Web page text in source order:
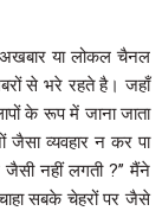
अखबार या लोकल चैनल
से भरे रहते है। जहाँ
के रूप में जाना जाता
जैसा व्यवहार न कर पा
नहीं लगती ?’’ मैंने
सबके चेहरों पर जैसे